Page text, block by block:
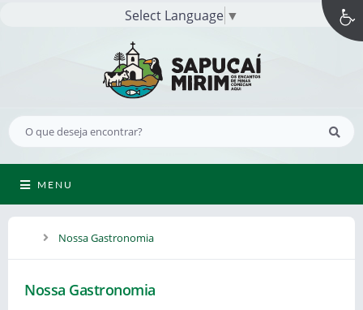
Select Language ▼
MENU
Nossa Gastronomia
Nossa Gastronomia